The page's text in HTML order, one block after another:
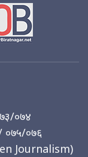
०७४
०७५/०७६
Journalism)